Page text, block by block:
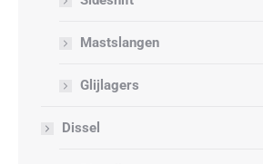
Mastslangen
Glijlagers
Dissel